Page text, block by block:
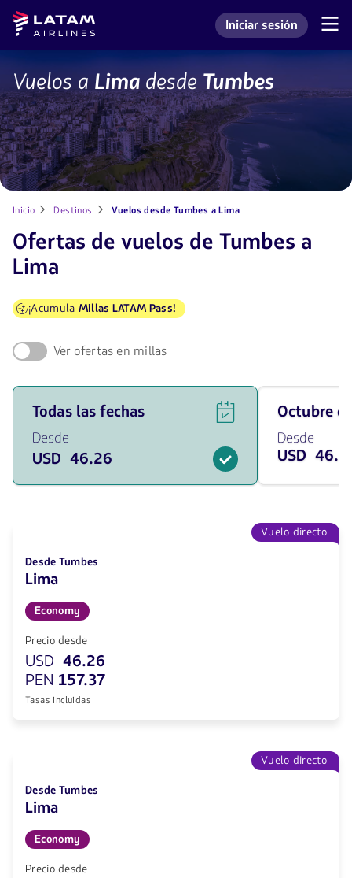
Saltar
menú.
Saltar al
contenido
principal.
Navegación
de
usuario.
Latam
Airlines
Ingresar a mi cuenta
Iniciar sesión
TBP-
LIMVuelos a Lima desde Tumbes
Inicio Destinos Vuelos desde Tumbes a Lima
Ofertas de vuelos de Tumbes a
Lima
¡Acumula Millas LATAM Pass!
Ver ofertas en millas
Ver
ofertas
de
vuelos
para
las
Todas las fechas
Desde
USD 46.26
Viaja
en
Octubre
de
2026
46.26
octubre
Desde
USD
Vuelo directo
Desde Tumbes
Lima
Economy
Precio desde
USD 46.26
PEN 157.37
Tasas incluidas
Vuelo directo
Desde Tumbes
Lima
Economy
Precio desde